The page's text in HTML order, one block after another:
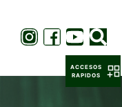
ACCESOS
RAPIDOS